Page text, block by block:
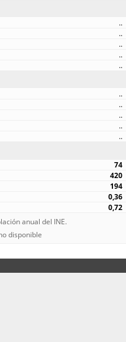
..
..
..
..
..
..
..
..
..
..
74
420
194
0,36
0,72
anual del INE.
disponible